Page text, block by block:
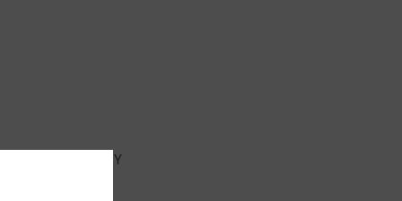
CATEGORY